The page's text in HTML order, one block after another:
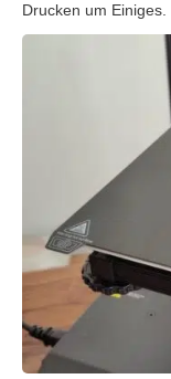
Drucken um Einiges.